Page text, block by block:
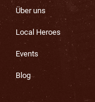
Über uns
Local Heroes
Events
Blog